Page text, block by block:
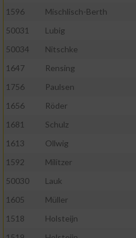
1596
Mischlisch-Berth
50031
Lubig
50034
Nitschke
1647
Rensing
1756
Paulsen
1656
Röder
1681
Schulz
1613
Ollwig
1592
Militzer
50030
Lauk
1605
Müller
1518
Holsteijn